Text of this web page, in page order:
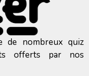
de nombreux quiz
offerts par nos